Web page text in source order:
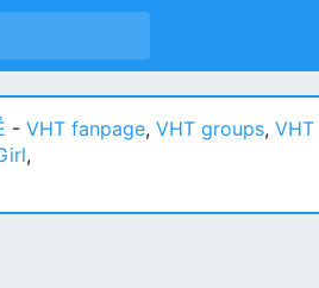
- VHT fanpage, VHT groups,
,